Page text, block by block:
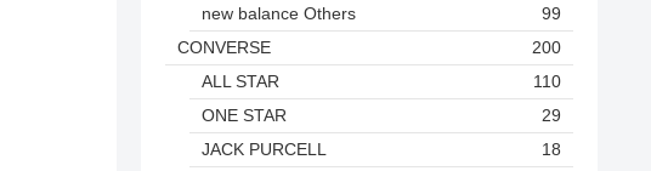
new balance Others
99
CONVERSE
200
ALL STAR
110
ONE STAR
29
JACK PURCELL
18